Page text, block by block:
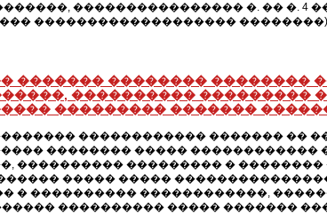
���������������� �. �� �. 4 ��.
�������������������
������� �������� ��������
���������� ���������
��������� �������
������������ ������� ��
�������� ����� ������������
���������� ��������� �
����� �����
���������� ������������,
���������� ����� �������